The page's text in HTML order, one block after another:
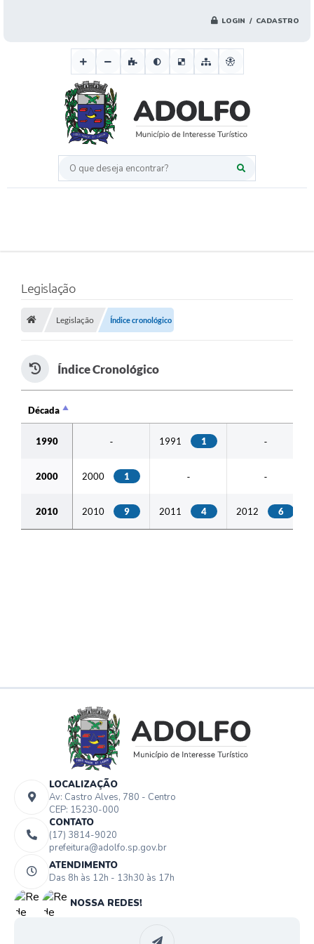
LOGIN / CADASTRO
O que deseja encontrar?
Legislação
Legislação Índice cronológico
Índice Cronológico
Década
1990
- 1991 1 -
2000 2000 1 - -
2010 2010 9 2011 4 2012 6
LOCALIZAÇÃO
Av: Castro Alves, 780 - Centro
CEP: 15230-000
CONTATO
(17) 3814-9020
prefeitura@adolfo.sp.gov.br
ATENDIMENTO
Das 8h às 12h - 13h30 às 17h
NOSSA REDES!